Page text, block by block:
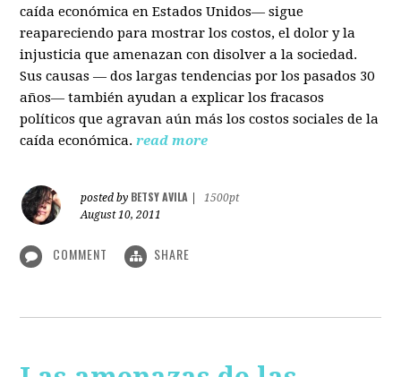
caída económica en Estados Unidos— sigue
reapareciendo para mostrar los costos, el dolor y la
injusticia que amenazan con disolver a la sociedad.
Sus causas — dos largas tendencias por los pasados 30
años— también ayudan a explicar los fracasos
políticos que agravan aún más los costos sociales de la
caída económica. read more
posted by BETSY AVILA
1500pt
August 10, 2011
COMMENT SHARE